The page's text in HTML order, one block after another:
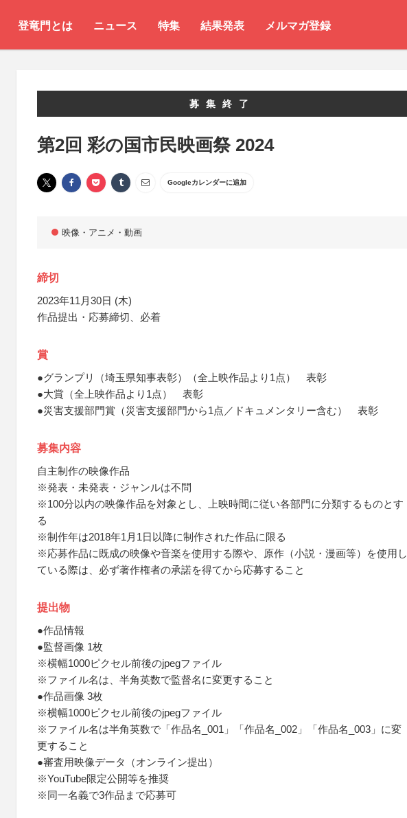
登竜門とは ニュース 特集 結果発表 メルマガ登録
募集終了
第2回 彩の国市民映画祭 2024
Googleカレンダーに追加
映像・アニメ・動画
締切
2023年11月30日 (木)
作品提出・応募締切、必着
賞
●グランプリ（埼玉県知事表彰）（全上映作品より1点） 表彰
●大賞（全上映作品より1点） 表彰
●災害支援部門賞（災害支援部門から1点／ドキュメンタリー含む） 表彰
募集内容
自主制作の映像作品
※発表・未発表・ジャンルは不問
※100分以内の映像作品を対象とし、上映時間に従い各部門に分類するものとす
る
※制作年は2018年1月1日以降に制作された作品に限る
※応募作品に既成の映像や音楽を使用する際や、原作（小説・漫画等）を使用し
ている際は、必ず著作権者の承諾を得てから応募すること
提出物
●作品情報
●監督画像 1枚
※横幅1000ピクセル前後のjpegファイル
※ファイル名は、半角英数で監督名に変更すること
●作品画像 3枚
※横幅1000ピクセル前後のjpegファイル
※ファイル名は半角英数で「作品名_001」「作品名_002」「作品名_003」に変
更すること
●審査用映像データ（オンライン提出）
※YouTube限定公開等を推奨
※同一名義で3作品まで応募可